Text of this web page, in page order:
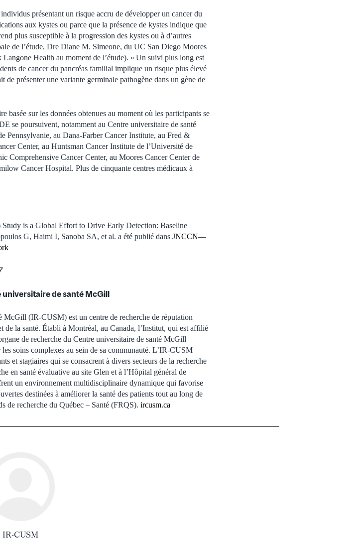
présentant un risque accru de développer un cancer du
aux kystes ou parce que la présence de kystes indique que
plus susceptible à la progression des kystes ou à d’autres
de l’étude, Dre Diane M. Simeone, du UC San Diego Moores
Health au moment de l’étude). « Un suivi plus long est
de cancer du pancréas familial implique un risque plus élevé
de présenter une variante germinale pathogène dans un gène de
basée sur les données obtenues au moment où les participants se
se poursuivent, notamment au Centre universitaire de santé
Pennsylvanie, au Dana-Farber Cancer Institute, au Fred &
Center, au Huntsman Cancer Institute de l’Université de
Comprehensive Cancer Center, au Moores Cancer Center de
Cancer Hospital. Plus de cinquante centres médicaux à
is a Global Effort to Drive Early Detection: Baseline
G, Haimi I, Sanoba SA, et al. a été publié dans JNCCN—
de santé McGill
McGill (IR-CUSM) est un centre de recherche de réputation
de la santé. Établi à Montréal, au Canada, l’Institut, qui est affilié
de recherche du Centre universitaire de santé McGill
soins complexes au sein de sa communauté. L’IR-CUSM
et stagiaires qui se consacrent à divers secteurs de la recherche
en santé évaluative au site Glen et à l’Hôpital général de
un environnement multidisciplinaire dynamique qui favorise
destinées à améliorer la santé des patients tout au long de
de recherche du Québec – Santé (FRQS). ircusm.ca
IR-CUSM